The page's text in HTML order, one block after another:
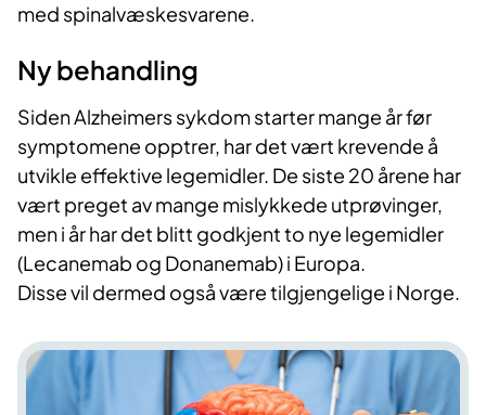
med spinalvæskesvarene.
Ny behandling
Siden Alzheimers sykdom starter mange år før
symptomene opptrer, har det vært krevende å
utvikle effektive legemidler. De siste 20 årene har
vært preget av mange mislykkede utprøvinger,
men i år har det blitt godkjent to nye legemidler
(Lecanemab og Donanemab) i Europa.
Disse vil dermed også være tilgjengelige i Norge.